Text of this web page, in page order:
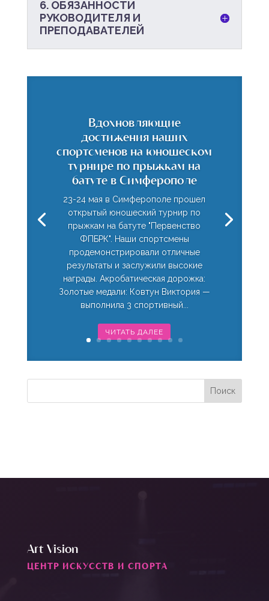
6. ОБЯЗАННОСТИ
РУКОВОДИТЕЛЯ И
ПРЕПОДАВАТЕЛЕЙ
Вдохновляющие
достижения наших
спортсменов на юношеском
турнире по прыжкам на
батуте в Симферополе
23-24 мая в Симферополе прошел
открытый юношеский турнир по
прыжкам на батуте "Первенство
ФПБРК". Наши спортсмены
продемонстрировали отличные
результаты и заслужили высокие
награды. Акробатическая дорожка:
Золотые медали: Ковтун Виктория —
выполнила 3 спортивный...
ЧИТАТЬ ДАЛЕЕ
Art Vision
ЦЕНТР ИСКУССТВ И СПОРТА